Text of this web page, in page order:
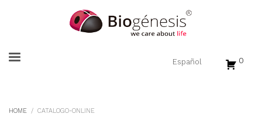
0
HOME CATALOGO-ONLINE